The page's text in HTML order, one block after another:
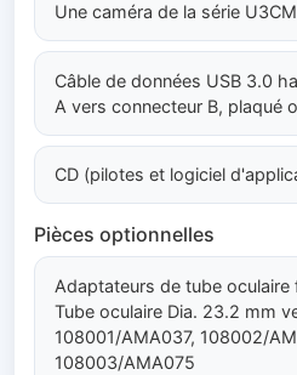
Une caméra de la série
Câble de données USB 3.0
A vers connecteur B, plaqué
CD (pilotes et logiciel
Pièces optionnelles
Adaptateurs de tube oculaire
Tube oculaire Dia. 23.2 mm
108001/AMA037, 108002/
108003/AMA075